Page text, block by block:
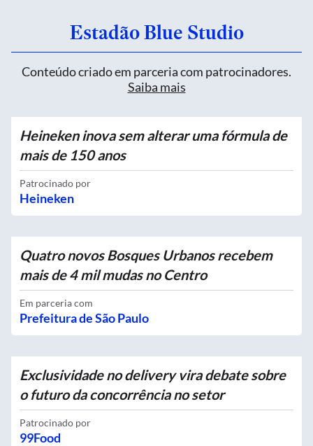
Estadão Blue Studio
Conteúdo criado em parceria com patrocinadores.
Saiba mais
Heineken inova sem alterar uma fórmula de
mais de 150 anos
Patrocinado por
Heineken
Quatro novos Bosques Urbanos recebem
mais de 4 mil mudas no Centro
Em parceria com
Prefeitura de São Paulo
Exclusividade no delivery vira debate sobre
o futuro da concorrência no setor
Patrocinado por
99Food